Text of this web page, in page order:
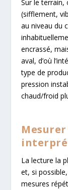
Sur le terrain,
(sifflement,
au niveau du
encrassé,
aval, d’où
type de
pression
chaud/froid
La lecture la
et, si
mesures